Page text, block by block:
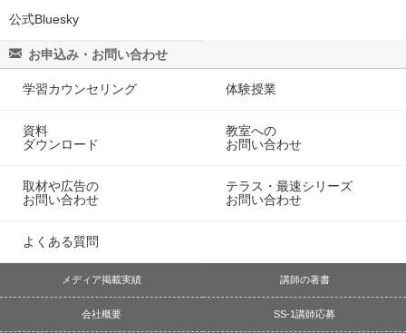
公式Bluesky
お申込み・お問い合わせ
学習カウンセリング 体験授業
資料
ダウンロード
教室への
お問い合わせ
取材や広告の
お問い合わせ
テラス・最速シリーズ
お問い合わせ
よくある質問
メディア掲載実績 講師の著書
会社概要 SS-1講師応募